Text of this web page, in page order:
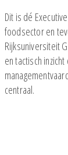
Dit is dé
foodsector en
Rijksuniversiteit
en tactisch
centraal.